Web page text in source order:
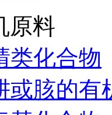
原料
类化合物
或胲的有